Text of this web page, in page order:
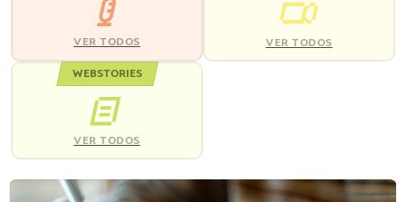
VER TODOS VER TODOS
WEBSTORIES
VER TODOS